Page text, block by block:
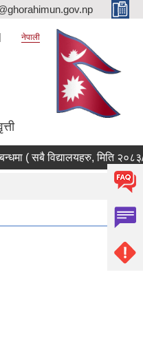
नेपाली
( सबै विद्यालयहरु, मिति २०८३/